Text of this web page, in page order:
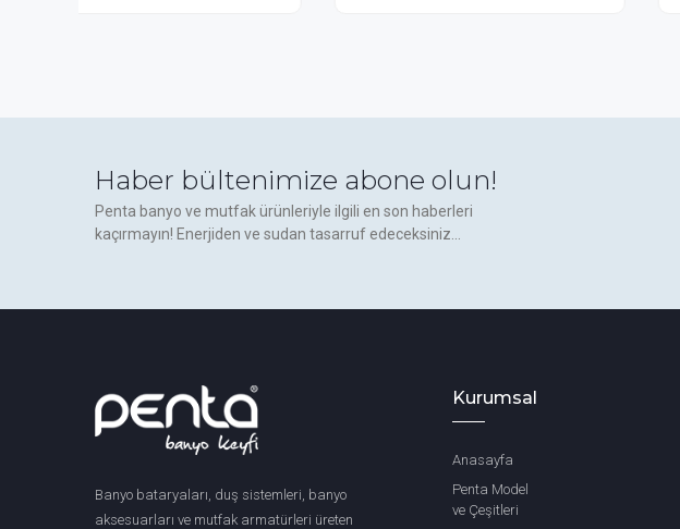
Haber bültenimize abone olun!
Penta banyo ve mutfak ürünleriyle ilgili en son haberleri
kaçırmayın! Enerjiden ve sudan tasarruf edeceksiniz...
Banyo bataryaları, duş sistemleri, banyo
aksesuarları ve mutfak armatürleri üreten
Kurumsal
Anasayfa
Penta Model
ve Çeşitleri